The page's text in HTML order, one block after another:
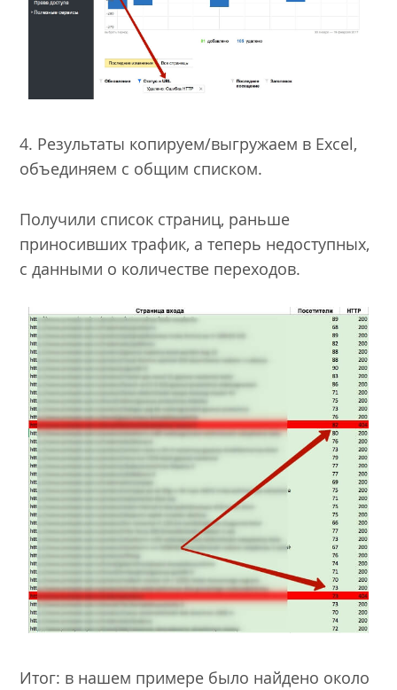
4. Результаты копируем/выгружаем в Excel,
объединяем с общим списком.
Получили список страниц, раньше
приносивших трафик, а теперь недоступных,
с данными о количестве переходов.
Итог: в нашем примере было найдено около